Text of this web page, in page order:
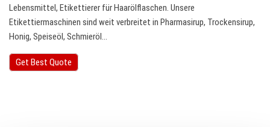
Lebensmittel, Etikettierer für Haarölflaschen. Unsere
Etikettiermaschinen sind weit verbreitet in Pharmasirup, Trockensirup,
Honig, Speiseöl, Schmieröl…
Get Best Quote